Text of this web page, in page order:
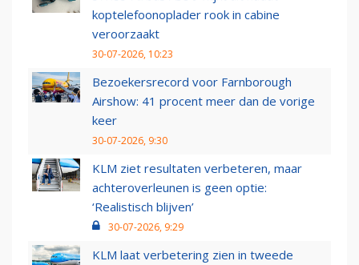
koptelefoonoplader rook in cabine
veroorzaakt
30-07-2026, 10:23
Bezoekersrecord voor Farnborough
Airshow: 41 procent meer dan de vorige
keer
30-07-2026, 9:30
KLM ziet resultaten verbeteren, maar
achteroverleunen is geen optie:
‘Realistisch blijven’
30-07-2026, 9:29
KLM laat verbetering zien in tweede